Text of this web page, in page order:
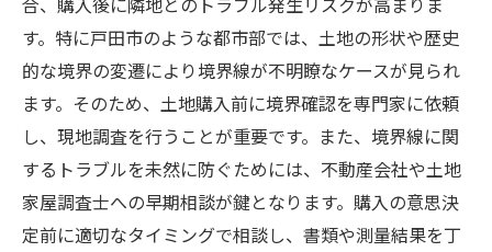
合、購入後に隣地とのトラブル発生リスクが高まりま
す。特に戸田市のような都市部では、土地の形状や歴史
的な境界の変遷により境界線が不明瞭なケースが見られ
ます。そのため、土地購入前に境界確認を専門家に依頼
し、現地調査を行うことが重要です。また、境界線に関
するトラブルを未然に防ぐためには、不動産会社や土地
家屋調査士への早期相談が鍵となります。購入の意思決
定前に適切なタイミングで相談し、書類や測量結果を丁